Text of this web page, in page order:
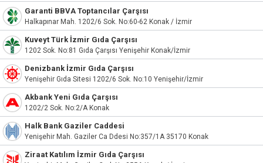
Garanti BBVA Toptancılar Çarşısı
Halkapınar Mah. 1202/6 Sok. No:60-62 Konak / İzmir
Kuveyt Türk İzmir Gıda Çarşısı
1202 Sok. No:81 Gıda Çarşısı Yenişehir Konak/İzmir
Denizbank İzmir Gıda Çarşısı
Yenişehir Gıda Sitesi 1202/6 Sok. No:10 Yenişehir/İzmir
Akbank Yeni Gıda Çarşısı
1202/2 Sok. No:2/A Konak
Halk Bank Gaziler Caddesi
Yenişehir Mah. Gaziler Ca Ddesi No:357/1A 35170 Konak
Ziraat Katılım İzmir Gıda Çarşısı